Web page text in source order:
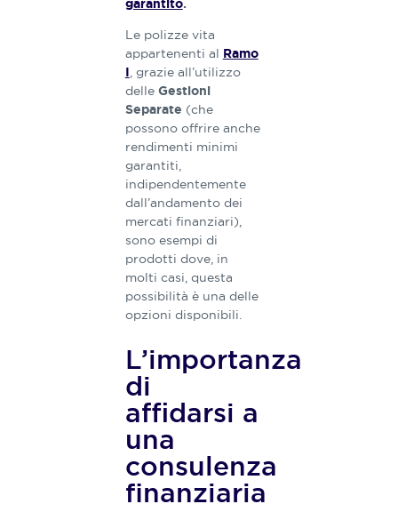
garantito.
Le polizze vita
appartenenti al Ramo
I, grazie all’utilizzo
delle Gestioni
Separate (che
possono offrire anche
rendimenti minimi
garantiti,
indipendentemente
dall’andamento dei
mercati finanziari),
sono esempi di
prodotti dove, in
molti casi, questa
possibilità è una delle
opzioni disponibili.
L’importanza
di
affidarsi a
una
consulenza
finanziaria